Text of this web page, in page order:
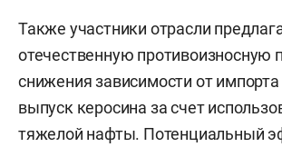
Также участники отрасли
отечественную противоизносную
снижения зависимости от импорта
выпуск керосина за счет
тяжелой нафты. Потенциальный